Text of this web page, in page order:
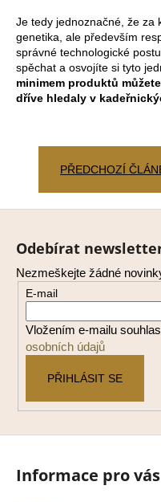
Je tedy jednoznačné, že za
genetika, ale především
správné technologické
spěchat a osvojíte si tyto
minimem produktů
dříve hledaly v
PŘEDCHOZÍ
Odebírat
Nezmeškejte žádné
E-mail
Vložením e-mailu
osobních údajů
PŘIHLÁSIT SE
Informace pro vás